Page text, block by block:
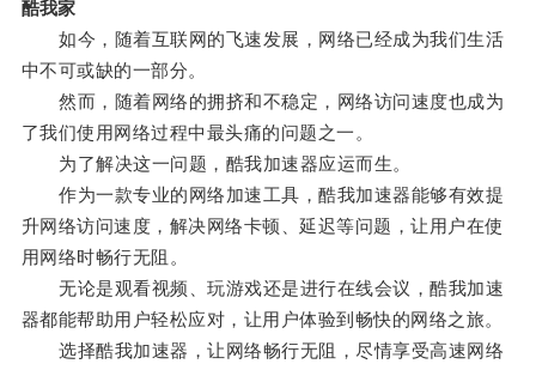
酷我家
如今，随着互联网的飞速发展，网络已经成为我们生活
中不可或缺的一部分。
然而，随着网络的拥挤和不稳定，网络访问速度也成为
了我们使用网络过程中最头痛的问题之一。
为了解决这一问题，酷我加速器应运而生。
作为一款专业的网络加速工具，酷我加速器能够有效提
升网络访问速度，解决网络卡顿、延迟等问题，让用户在使
用网络时畅行无阻。
无论是观看视频、玩游戏还是进行在线会议，酷我加速
器都能帮助用户轻松应对，让用户体验到畅快的网络之旅。
选择酷我加速器，让网络畅行无阻，尽情享受高速网络